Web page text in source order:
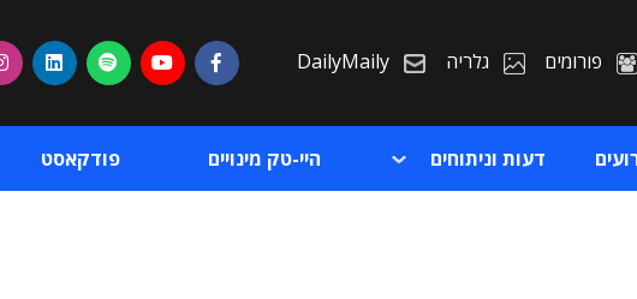
פורומים גלריה DailyMaily
דעות וניתוחים היי-טק מינויים פודקאסט